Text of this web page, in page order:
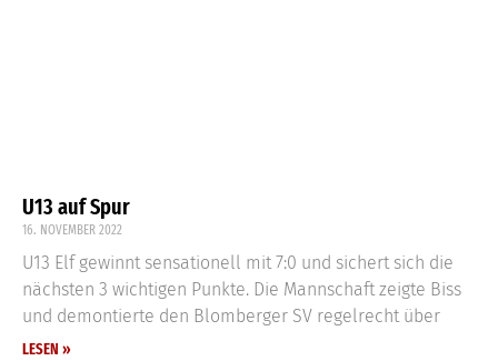
U13 auf Spur
16. NOVEMBER 2022
U13 Elf gewinnt sensationell mit 7:0 und sichert sich die
nächsten 3 wichtigen Punkte. Die Mannschaft zeigte Biss
und demontierte den Blomberger SV regelrecht über
LESEN »